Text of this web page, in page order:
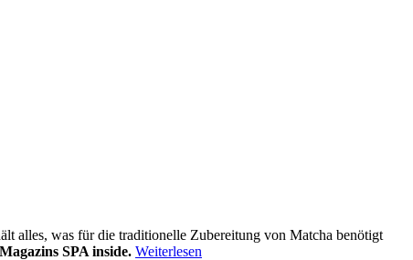
alles, was für die traditionelle Zubereitung von Matcha benötigt
SPA inside. Weiterlesen